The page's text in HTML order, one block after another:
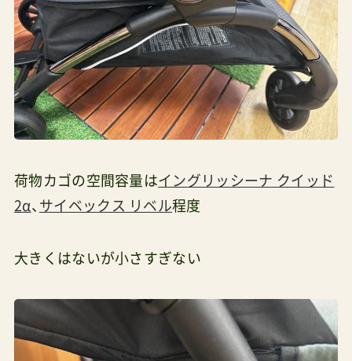
荷物カゴの空間容量はイングリッシーナ クイッド
2α、 サイベックス リベル程度
大きくはないが小さすぎない